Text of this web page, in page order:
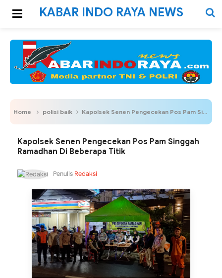
KABAR INDO RAYA NEWS
Home polisi baik Kapolsek Senen Pengecekan Pos Pam Singgah Ramadhan Di Beberapa Titik
Kapolsek Senen Pengecekan Pos Pam Singgah
Ramadhan Di Beberapa Titik
Penulis Redaksi